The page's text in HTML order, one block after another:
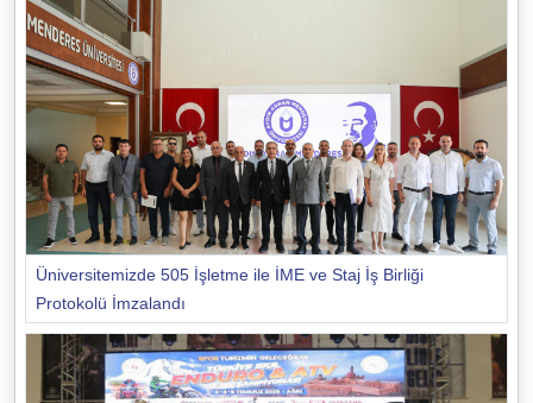
Üniversitemizde 505 İşletme ile İME ve Staj İş Birliği
Protokolü İmzalandı